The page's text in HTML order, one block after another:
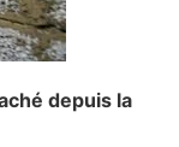
depuis la